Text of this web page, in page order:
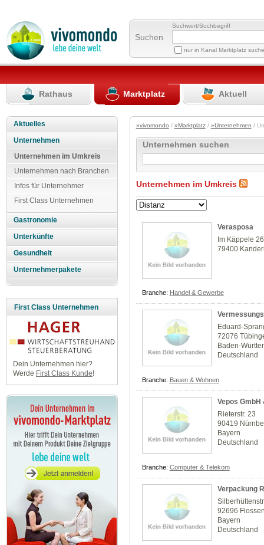
Suchen
Suchwort/Suchbegriff
nur in Kanal Marktplatz
Rathaus Marktplatz Aktuell
Aktuelles
Unternehmen
Unternehmen im Umkreis
Unternehmen nach Branchen
Infos für Unternehmer
First Class Unternehmen
Gastronomie
Unterkünfte
Gesundheit
Unternehmerpakete
First Class Unternehmen
Dein Unternehmen hier?
Werde First Class Kunde!
»vivomondo / »Marktplatz/ »Unternehmen /
Unternehmen suchen
Unternehmen im Umkreis
Verasposa
Im Käppele 26
79400
Branche: Handel & Gewerbe
Eduard-
72076
Baden-
Deutschland
Branche: Bauen & Wohnen
Vepos GmbH
Rieterstr. 23
90419
Bayern
Deutschland
Branche: Computer & Telekom
Verpackung
92696
Bayern
Deutschland